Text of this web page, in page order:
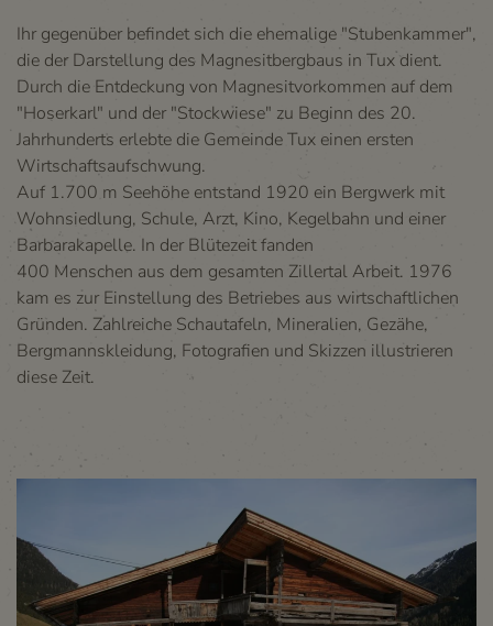
Ihr gegenüber befindet sich die ehemalige "Stubenkammer",
die der Darstellung des Magnesitbergbaus in Tux dient.
Durch die Entdeckung von Magnesitvorkommen auf dem
"Hoserkarl" und der "Stockwiese" zu Beginn des 20.
Jahrhunderts erlebte die Gemeinde Tux einen ersten
Wirtschaftsaufschwung.
Auf 1.700 m Seehöhe entstand 1920 ein Bergwerk mit
Wohnsiedlung, Schule, Arzt, Kino, Kegelbahn und einer
Barbarakapelle. In der Blütezeit fanden
400 Menschen aus dem gesamten Zillertal Arbeit. 1976
kam es zur Einstellung des Betriebes aus wirtschaftlichen
Gründen. Zahlreiche Schautafeln, Mineralien, Gezähe,
Bergmannskleidung, Fotografien und Skizzen illustrieren
diese Zeit.